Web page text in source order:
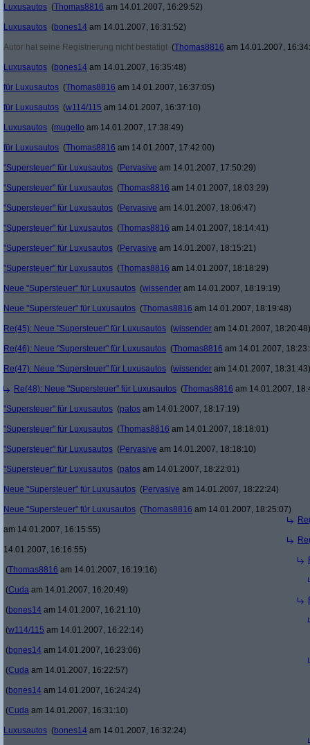
Luxusautos (Thomas8816 am 14.01.2007, 16:29:52)
Luxusautos (bones14 am 14.01.2007, 16:31:52)
Autor hat seine Registrierung nicht bestätigt (Thomas8816 am 14.01.2007,
Luxusautos (bones14 am 14.01.2007, 16:35:48)
für Luxusautos (Thomas8816 am 14.01.2007, 16:37:05)
für Luxusautos (w114/115 am 14.01.2007, 16:37:10)
Luxusautos (mugello am 14.01.2007, 17:38:49)
für Luxusautos (Thomas8816 am 14.01.2007, 17:42:00)
"Supersteuer" für Luxusautos (Pervasive am 14.01.2007, 17:50:29)
"Supersteuer" für Luxusautos (Thomas8816 am 14.01.2007, 18:03:29)
"Supersteuer" für Luxusautos (Pervasive am 14.01.2007, 18:06:47)
"Supersteuer" für Luxusautos (Thomas8816 am 14.01.2007, 18:14:41)
"Supersteuer" für Luxusautos (Pervasive am 14.01.2007, 18:15:21)
"Supersteuer" für Luxusautos (Thomas8816 am 14.01.2007, 18:18:29)
Neue "Supersteuer" für Luxusautos (wissender am 14.01.2007, 18:19:19)
Neue "Supersteuer" für Luxusautos (Thomas8816 am 14.01.2007, 18:19:48)
Re(45): Neue "Supersteuer" für Luxusautos (wissender am 14.01.2007, 18:20:48)
Re(46): Neue "Supersteuer" für Luxusautos (Thomas8816 am 14.01.2007,
Re(47): Neue "Supersteuer" für Luxusautos (wissender am 14.01.2007, 18:31:43)
Re(48): Neue "Supersteuer" für Luxusautos (Thomas8816 am 14.01.2007,
"Supersteuer" für Luxusautos (patos am 14.01.2007, 18:17:19)
"Supersteuer" für Luxusautos (Thomas8816 am 14.01.2007, 18:18:01)
"Supersteuer" für Luxusautos (Pervasive am 14.01.2007, 18:18:10)
"Supersteuer" für Luxusautos (patos am 14.01.2007, 18:22:01)
Neue "Supersteuer" für Luxusautos (Pervasive am 14.01.2007, 18:22:24)
Neue "Supersteuer" für Luxusautos (Thomas8816 am 14.01.2007, 18:25:07)
am 14.01.2007, 16:15:55)
14.01.2007, 16:16:55)
(Thomas8816 am 14.01.2007, 16:19:16)
(Cuda am 14.01.2007, 16:20:49)
(bones14 am 14.01.2007, 16:21:10)
(w114/115 am 14.01.2007, 16:22:14)
(bones14 am 14.01.2007, 16:23:06)
(Cuda am 14.01.2007, 16:22:57)
(bones14 am 14.01.2007, 16:24:24)
(Cuda am 14.01.2007, 16:31:10)
Luxusautos (bones14 am 14.01.2007, 16:32:24)